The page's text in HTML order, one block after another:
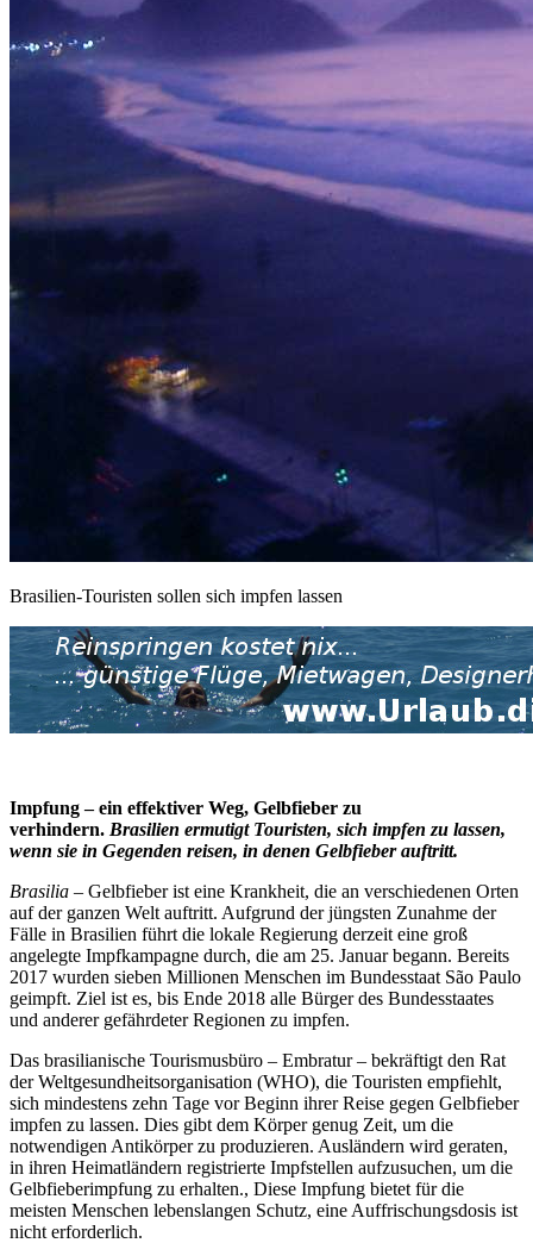
Brasilien-Touristen sollen sich impfen lassen
Impfung – ein effektiver Weg, Gelbfieber zu
verhindern. Brasilien ermutigt Touristen, sich impfen zu lassen,
wenn sie in Gegenden reisen, in denen Gelbfieber auftritt.
Brasilia – Gelbfieber ist eine Krankheit, die an verschiedenen Orten
auf der ganzen Welt auftritt. Aufgrund der jüngsten Zunahme der
Fälle in Brasilien führt die lokale Regierung derzeit eine groß
angelegte Impfkampagne durch, die am 25. Januar begann. Bereits
2017 wurden sieben Millionen Menschen im Bundesstaat São Paulo
geimpft. Ziel ist es, bis Ende 2018 alle Bürger des Bundesstaates
und anderer gefährdeter Regionen zu impfen.
Das brasilianische Tourismusbüro – Embratur – bekräftigt den Rat
der Weltgesundheitsorganisation (WHO), die Touristen empfiehlt,
sich mindestens zehn Tage vor Beginn ihrer Reise gegen Gelbfieber
impfen zu lassen. Dies gibt dem Körper genug Zeit, um die
notwendigen Antikörper zu produzieren. Ausländern wird geraten,
in ihren Heimatländern registrierte Impfstellen aufzusuchen, um die
Gelbfieberimpfung zu erhalten., Diese Impfung bietet für die
meisten Menschen lebenslangen Schutz, eine Auffrischungsdosis ist
nicht erforderlich.